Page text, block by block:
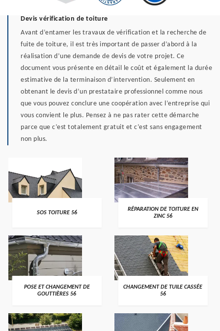
Devis vérification de toiture
Avant d’entamer les travaux de vérification et la recherche de
fuite de toiture, il est très important de passer d’abord à la
réalisation d’une demande de devis de votre projet. Ce
document vous présente en détail le coût et également la durée
estimative de la terminaison d’intervention. Seulement en
obtenant le devis d’un prestataire professionnel comme nous
que vous pouvez conclure une coopération avec l’entreprise qui
vous convient le plus. Pensez à ne pas rater cette démarche
parce que c’est totalement gratuit et c’est sans engagement
non plus.
>
SOS TOITURE 56 >
RÉPARATION DE TOITURE EN
ZINC 56
>
POSE ET CHANGEMENT DE
GOUTTIÈRES 56
>
CHANGEMENT DE TUILE CASSÉE
56